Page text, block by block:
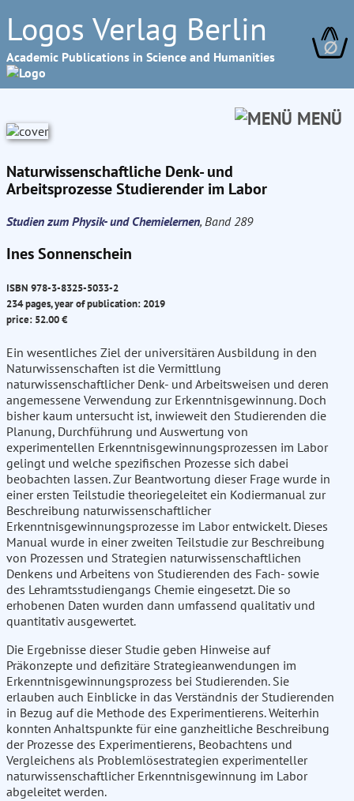
Logos Verlag Berlin
Academic Publications in Science and Humanities ∅
MENÜ
Naturwissenschaftliche Denk- und
Arbeitsprozesse Studierender im Labor
Studien zum Physik- und Chemielernen, Band 289
Ines Sonnenschein
ISBN 978-3-8325-5033-2
234 pages, year of publication: 2019
price: 52.00 €
Ein wesentliches Ziel der universitären Ausbildung in den
Naturwissenschaften ist die Vermittlung
naturwissenschaftlicher Denk- und Arbeitsweisen und deren
angemessene Verwendung zur Erkenntnisgewinnung. Doch
bisher kaum untersucht ist, inwieweit den Studierenden die
Planung, Durchführung und Auswertung von
experimentellen Erkenntnisgewinnungsprozessen im Labor
gelingt und welche spezifischen Prozesse sich dabei
beobachten lassen. Zur Beantwortung dieser Frage wurde in
einer ersten Teilstudie theoriegeleitet ein Kodiermanual zur
Beschreibung naturwissenschaftlicher
Erkenntnisgewinnungsprozesse im Labor entwickelt. Dieses
Manual wurde in einer zweiten Teilstudie zur Beschreibung
von Prozessen und Strategien naturwissenschaftlichen
Denkens und Arbeitens von Studierenden des Fach- sowie
des Lehramtsstudiengangs Chemie eingesetzt. Die so
erhobenen Daten wurden dann umfassend qualitativ und
quantitativ ausgewertet.
Die Ergebnisse dieser Studie geben Hinweise auf
Präkonzepte und defizitäre Strategieanwendungen im
Erkenntnisgewinnungsprozess bei Studierenden. Sie
erlauben auch Einblicke in das Verständnis der Studierenden
in Bezug auf die Methode des Experimentierens. Weiterhin
konnten Anhaltspunkte für eine ganzheitliche Beschreibung
der Prozesse des Experimentierens, Beobachtens und
Vergleichens als Problemlösestrategien experimenteller
naturwissenschaftlicher Erkenntnisgewinnung im Labor
abgeleitet werden.